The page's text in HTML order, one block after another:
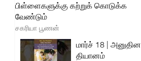
பிள்ளைகளுக்கு கற்றுக் கொடுக்க
வேண்டும்
சகரியா பூணன்
மார்ச் 18 | அனுதின
தியானம்